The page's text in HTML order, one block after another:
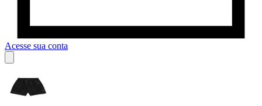
Acesse sua conta